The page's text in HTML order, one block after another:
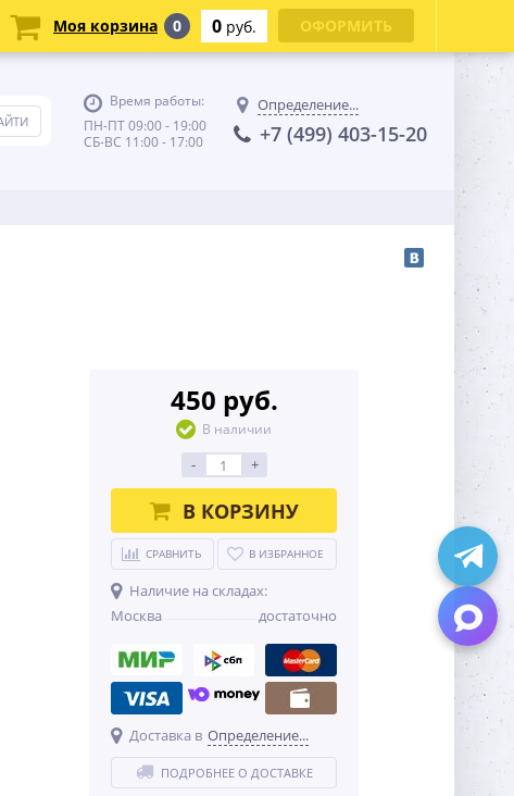
Время работы:
ПН-ПТ 09:00 - 19:00
СБ-ВС 11:00 - 17:00
Определение...
+7 (499) 403-15-20
450 руб.
В наличии
- +
В КОРЗИНУ
СРАВНИТЬ В ИЗБРАННОЕ
Наличие на складах:
Москва
достаточно
Доставка в Определение...
ПОДРОБНЕЕ О ДОСТАВКЕ
Моя корзина 0 0 руб. ОФОРМИТЬ